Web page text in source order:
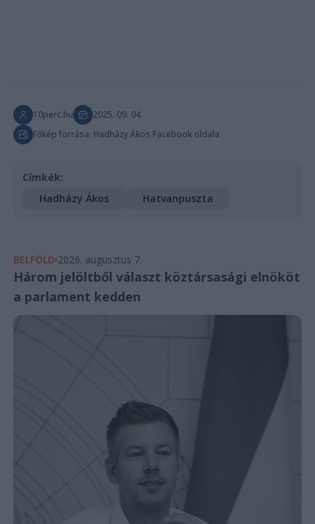
10perc.hu
2025. 09. 04.
Főkép forrása: Hadházy Ákos Facebook oldala
Címkék:
Hadházy Ákos
Hatvanpuszta
BELFÖLD 2026. augusztus 7.
Három jelöltből választ köztársasági elnököt
a parlament kedden